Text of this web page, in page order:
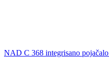
NAD C 368 integrisano pojačalo